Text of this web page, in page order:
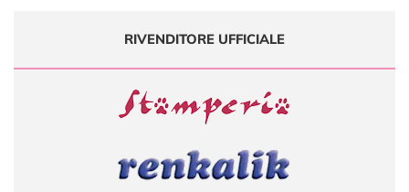
RIVENDITORE UFFICIALE